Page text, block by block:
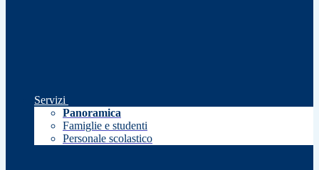
Servizi
Panoramica
Famiglie e studenti
Personale scolastico